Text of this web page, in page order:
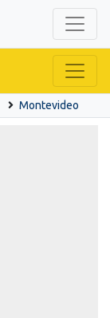
Montevideo